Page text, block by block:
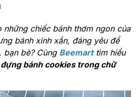
những chiếc bánh thơm ngon của
bánh xinh xắn, đáng yêu để
bạn bè? Cùng Beemarttìm hiểu
bánh cookies trong chữ